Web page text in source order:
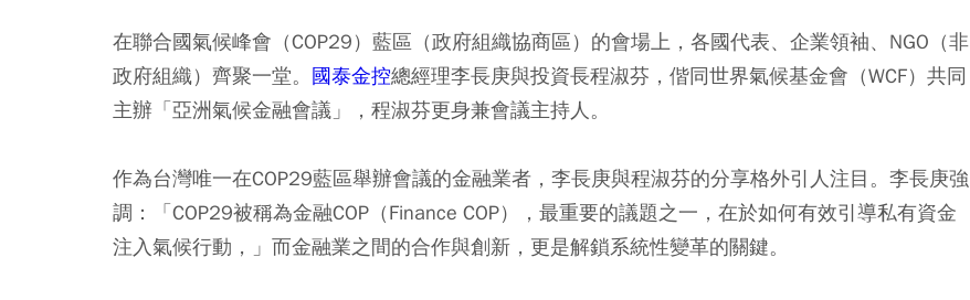
在聯合國氣候峰會（COP29）藍區（政府組織協商區）的會場上，各國代表、企業領袖、NGO（非
政府組織）齊聚一堂。 國泰金控總經理李長庚與投資長程淑芬，偕同世界氣候基金會（WCF）共同
主辦「亞洲氣候金融會議」，程淑芬更身兼會議主持人。
作為台灣唯一在COP29藍區舉辦會議的金融業者，李長庚與程淑芬的分享格外引人注目。李長庚強
調：「COP29被稱為金融COP（Finance COP），最重要的議題之一，在於如何有效引導私有資金
注入氣候行動，」而金融業之間的合作與創新，更是解鎖系統性變革的關鍵。